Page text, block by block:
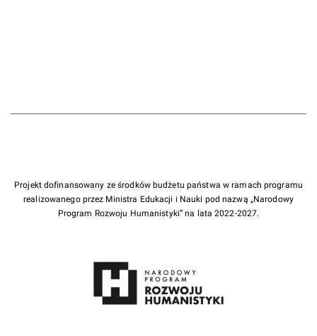
Projekt dofinansowany ze środków budżetu państwa w ramach programu
realizowanego przez Ministra Edukacji i Nauki pod nazwą „Narodowy
Program Rozwoju Humanistyki” na lata 2022-2027.